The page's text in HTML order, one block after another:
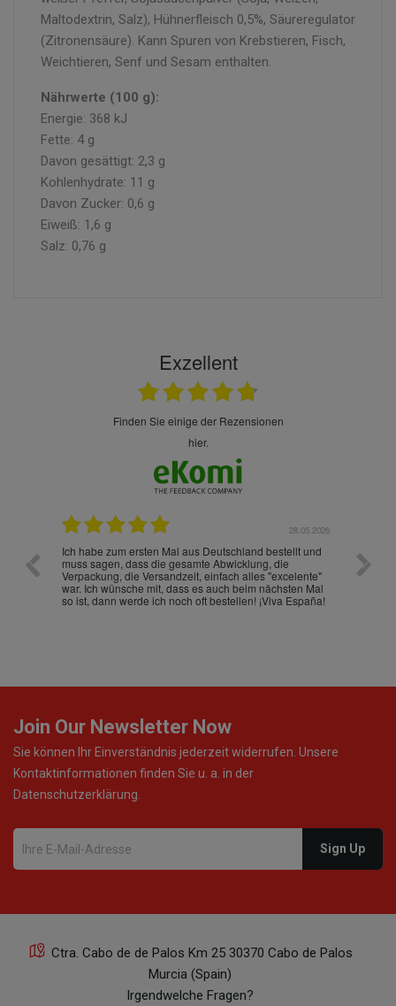
Maltodextrin, Salz), Hühnerfleisch 0,5%, Säureregulator
(Zitronensäure). Kann Spuren von Krebstieren, Fisch,
Weichtieren, Senf und Sesam enthalten.
Nährwerte (100 g):
Energie: 368 kJ
Fette: 4 g
Davon gesättigt: 2,3 g
Kohlenhydrate: 11 g
Davon Zucker: 0,6 g
Eiweiß: 1,6 g
Salz: 0,76 g
Exzellent
finden Sie einige der Rezensionen
hier.
28.05.2026
Ich habe zum ersten Mal aus Deutschland bestellt und
muss sagen, dass die gesamte Abwicklung, die
Verpackung, die Versandzeit, einfach alles "excelente"
war. Ich wünsche mit, dass es auch beim nächsten Mal
so ist, dann werde ich noch oft bestellen! ¡Viva España!
Die
gut
ist
Join Our Newsletter Now
Sie können Ihr Einverständnis jederzeit widerrufen. Unsere
Kontaktinformationen finden Sie u. a. in der
Datenschutzerklärung.
Ctra. Cabo de de Palos Km 25 30370 Cabo de Palos
Murcia (Spain)
Irgendwelche Fragen?